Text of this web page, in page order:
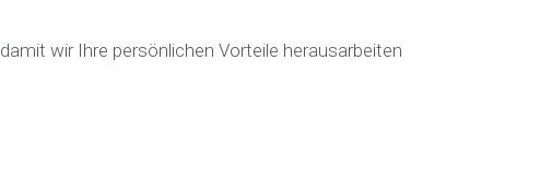
damit wir Ihre persönlichen Vorteile herausarbeiten